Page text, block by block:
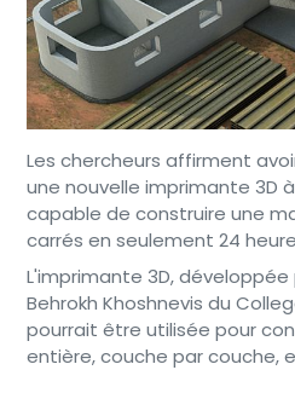
Les chercheurs affirment
une nouvelle imprimante 3D
capable de construire une
carrés en seulement 24
L'imprimante 3D,
Behrokh Khoshnevis du
pourrait être utilisée pour
entière, couche par couche,